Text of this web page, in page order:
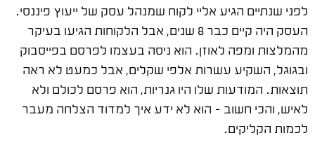
לפני שנתיים הגיע אליי לקוח שמנהל עסק של ייעוץ פיננסי.
העסק היה קיים כבר 8 שנים, אבל הלקוחות הגיעו בעיקר
מהמלצות ומפה לאוזן. הוא ניסה בעצמו לפרסם בפייסבוק
ובגוגל, השקיע עשרות אלפי שקלים, אבל כמעט לא ראה
תוצאות. המודעות שלו היו גנריות, הוא פרסם לכולם ולא
לאיש, והכי חשוב – הוא לא ידע איך למדוד הצלחה מעבר
לכמות הקליקים.